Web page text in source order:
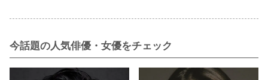
今話題の人気俳優・女優をチェック